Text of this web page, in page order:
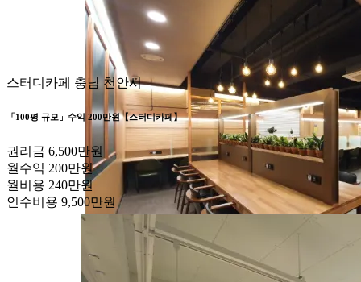
스터디카페 충남 천안시
「100평 규모」수익 200만원【스터디카페】
권리금 6,500만원
월수익 200만원
월비용 240만원
인수비용 9,500만원